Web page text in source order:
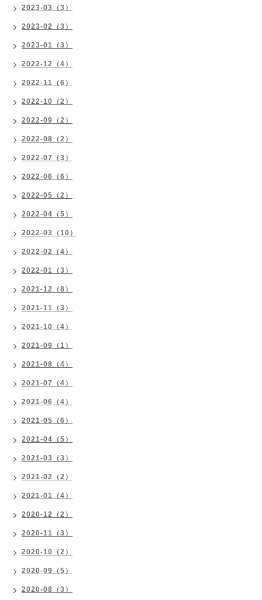
2023-03（3）
2023-02（3）
2023-01（3）
2022-12（4）
2022-11（6）
2022-10（2）
2022-09（2）
2022-08（2）
2022-07（3）
2022-06（6）
2022-05（2）
2022-04（5）
2022-03（10）
2022-02（4）
2022-01（3）
2021-12（8）
2021-11（3）
2021-10（4）
2021-09（1）
2021-08（4）
2021-07（4）
2021-06（4）
2021-05（6）
2021-04（5）
2021-03（3）
2021-02（2）
2021-01（4）
2020-12（2）
2020-11（3）
2020-10（2）
2020-09（5）
2020-08（3）